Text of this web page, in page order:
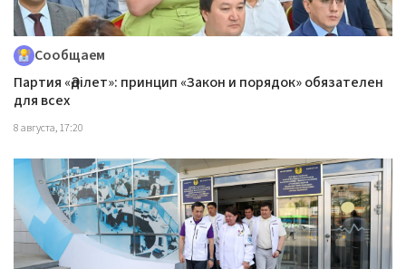
Сообщаем
Партия «Әділет»: принцип «Закон и порядок» обязателен
для всех
8 августа, 17:20